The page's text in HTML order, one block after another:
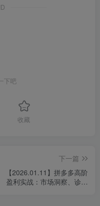
下吧
收藏
下一篇
【2026.01.11】拼多多高阶
盈利实战：市场洞察、诊断